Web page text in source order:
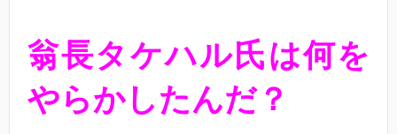
翁長タケハル氏は何を
やらかしたんだ？